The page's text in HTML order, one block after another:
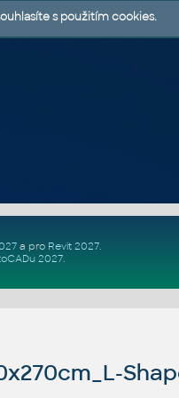
a pro Revit 2027.
2027.
s použitím cookies.